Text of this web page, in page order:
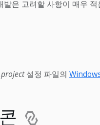
은 고려할 사항이 매우 적
설정 파일의